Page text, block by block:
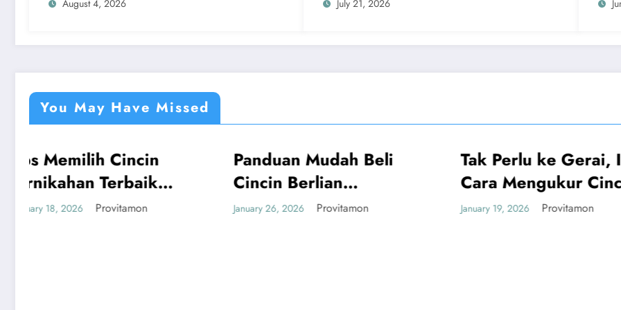
August 4, 2026 July 21, 2026
You May Have Missed
UMUM
Panduan Mudah Beli
Cincin Berlian
Bandung yang
January 26, 2026
UMUM
Tak Perlu ke Gerai, Ini
Cara Mengukur Cincin
Sendiri yang Akurat
January 19, 2026
UMUM